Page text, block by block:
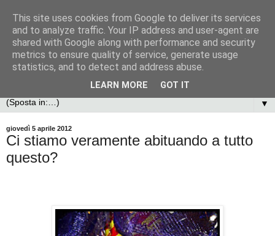
▼
giovedì 5 aprile 2012
Ci stiamo veramente abituando a tutto
questo?
This site uses cookies from Google to deliver its services
and to analyze traffic. Your IP address and user-agent are
shared with Google along with performance and security
metrics to ensure quality of service, generate usage
statistics, and to detect and address abuse.
LEARN MORE GOT IT